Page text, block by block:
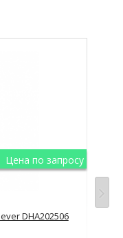
Цена по запросу
DHA202506